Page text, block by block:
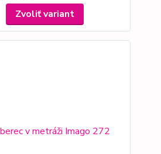
Zvoliť variant